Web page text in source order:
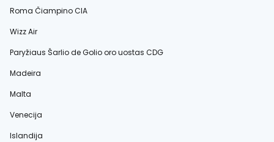
Roma Čiampino CIA
Wizz Air
Paryžiaus Šarlio de Golio oro uostas CDG
Madeira
Malta
Venecija
Islandija